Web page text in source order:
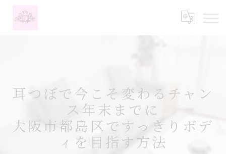
耳つぼで今こそ変わるチャン
ス年末までに
大阪市都島区ですっきりボデ
ィを目指す方法